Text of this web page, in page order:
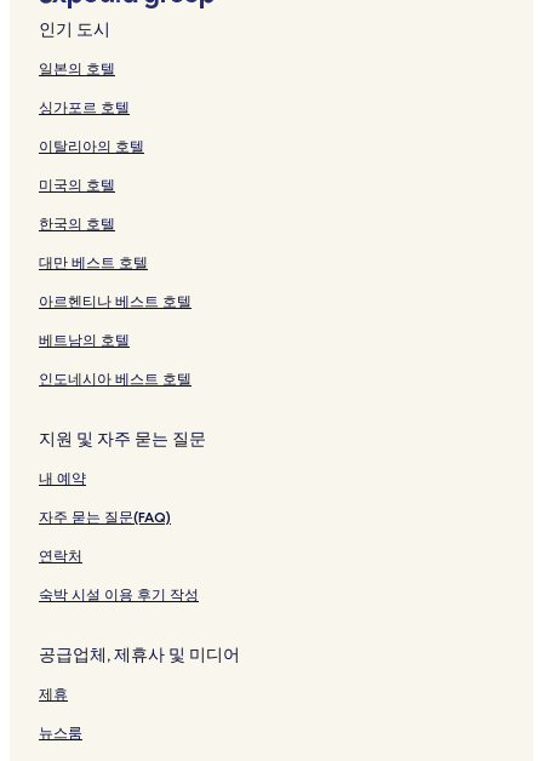
인기 도시
일본의 호텔
싱가포르 호텔
이탈리아의 호텔
미국의 호텔
한국의 호텔
대만 베스트 호텔
아르헨티나 베스트 호텔
베트남의 호텔
인도네시아 베스트 호텔
지원 및 자주 묻는 질문
내 예약
자주 묻는 질문(FAQ)
연락처
숙박 시설 이용 후기 작성
공급업체, 제휴사 및 미디어
제휴
뉴스룸